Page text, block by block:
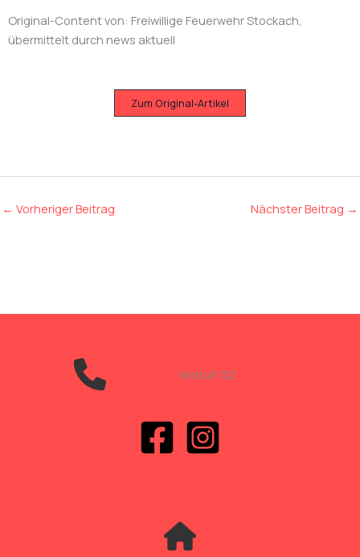
Original-Content von: Freiwillige Feuerwehr Stockach,
übermittelt durch news aktuell
Zum Original-Artikel
← Vorheriger Beitrag Nächster Beitrag →
Notruf 112